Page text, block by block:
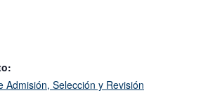
Admisión, Selección y Revisión